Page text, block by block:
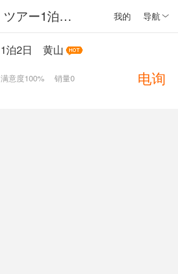
我的 导航
ツアー1泊2日
1泊2日 黄山
满意度100% 销量0 电询